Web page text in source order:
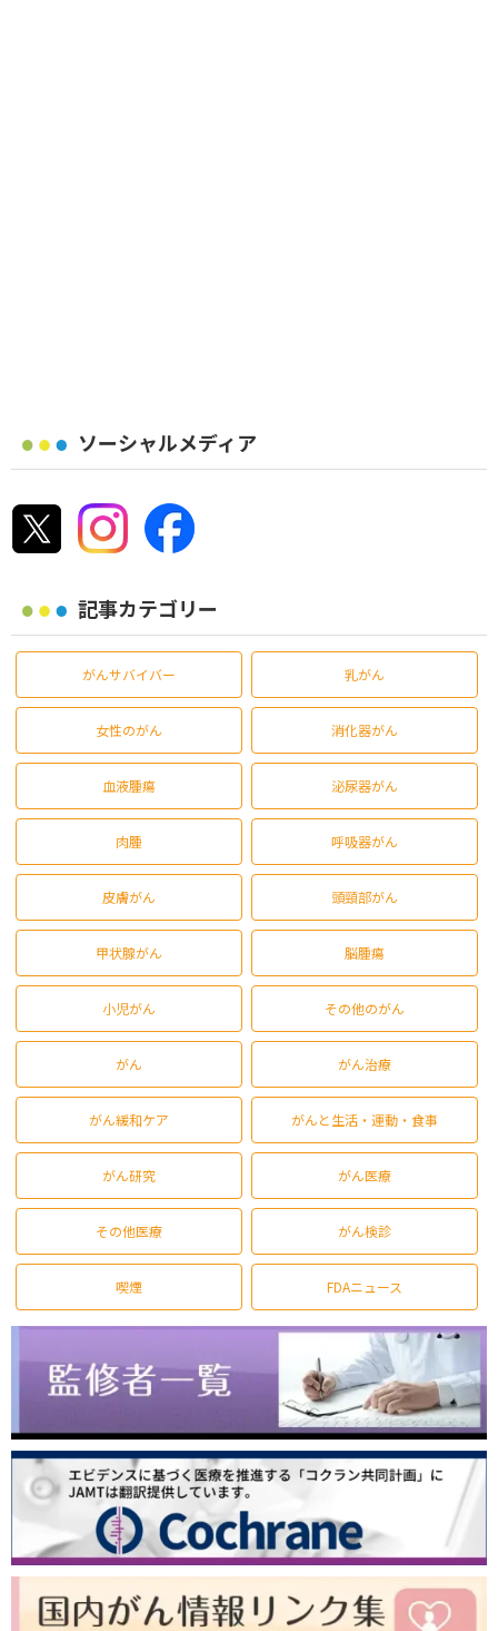
ソーシャルメディア
記事カテゴリー
がんサバイバー 乳がん
女性のがん 消化器がん
血液腫瘍 泌尿器がん
肉腫 呼吸器がん
皮膚がん 頭頸部がん
甲状腺がん 脳腫瘍
小児がん その他のがん
がん がん治療
がん緩和ケア がんと生活・運動・食事
がん研究 がん医療
その他医療 がん検診
喫煙 FDAニュース